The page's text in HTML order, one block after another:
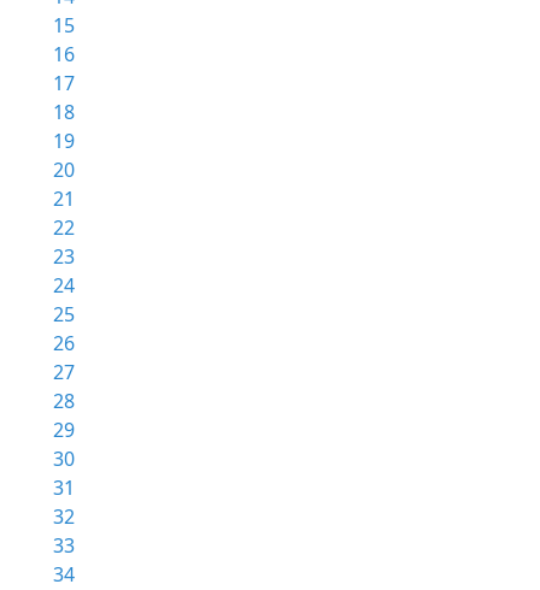
15
16
17
18
19
20
21
22
23
24
25
26
27
28
29
30
31
32
33
34